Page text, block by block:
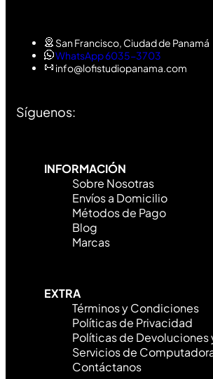
San Francisco, Ciudad de Panamá
WhatsApp 6035-3703
info@lofistudiopanama.com
Síguenos:
INFORMACIÓN
Sobre Nosotras
Envíos a Domicilio
Métodos de Pago
Blog
Marcas
EXTRA
Términos y Condiciones
Políticas de Privacidad
Políticas de Devoluciones
Servicios de
Contáctanos